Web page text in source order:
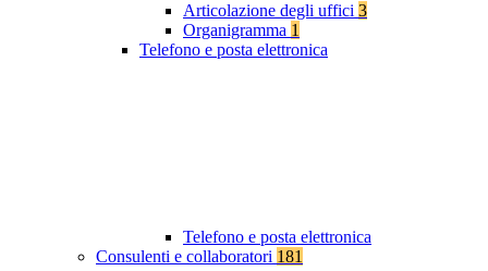
Articolazione degli uffici 3
Organigramma 1
Telefono e posta elettronica
Telefono e posta elettronica
Consulenti e collaboratori 181